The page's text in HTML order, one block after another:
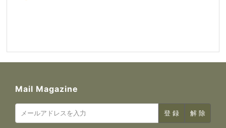
Mail Magazine